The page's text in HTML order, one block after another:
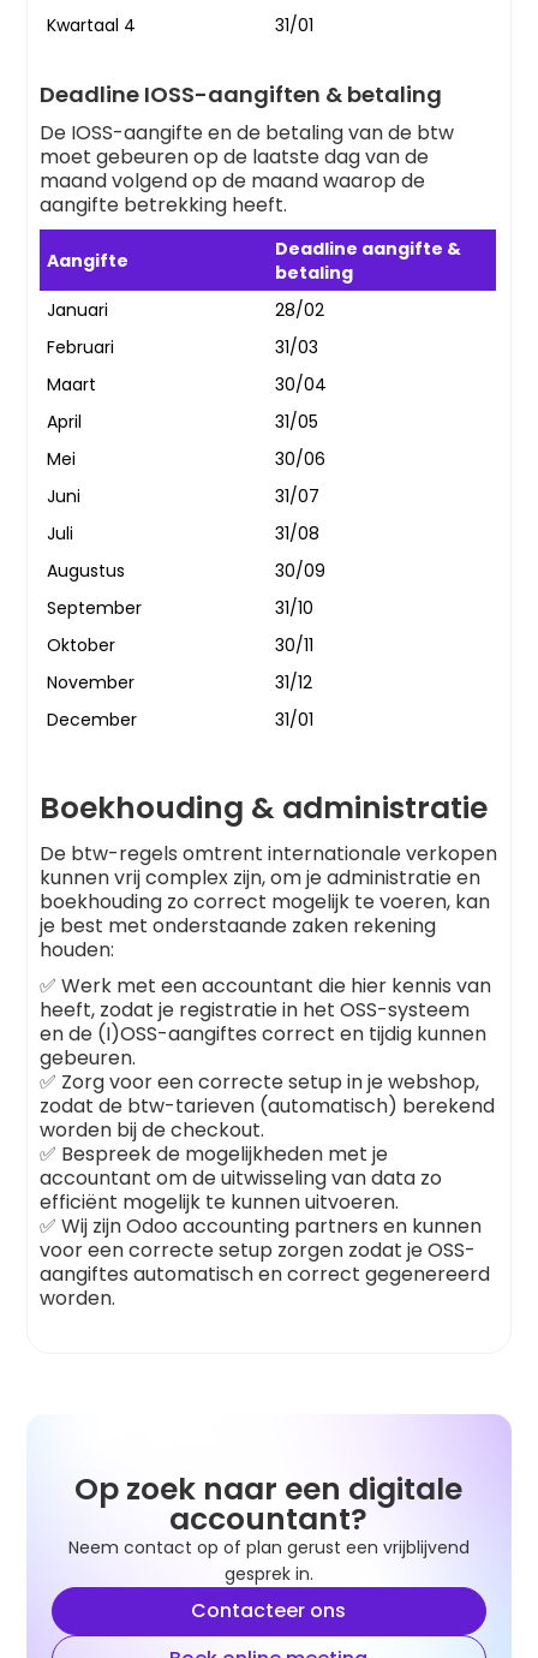
Kwartaal 4
31/01
Deadline IOSS-aangiften & betaling
De IOSS-aangifte en de betaling van de btw
moet gebeuren op de laatste dag van de
maand volgend op de maand waarop de
aangifte betrekking heeft.
Aangifte
Deadline aangifte &
betaling
Januari
28/02
Februari
31/03
Maart
30/04
April
31/05
Mei
30/06
Juni
31/07
Juli
31/08
Augustus
30/09
September
31/10
Oktober
30/11
November
31/12
December
31/01
Boekhouding & administratie
De btw-regels omtrent internationale verkopen
kunnen vrij complex zijn, om je administratie en
boekhouding zo correct mogelijk te voeren, kan
je best met onderstaande zaken rekening
houden:
✅ Werk met een accountant die hier kennis van
heeft, zodat je registratie in het OSS-systeem
en de (I)OSS-aangiftes correct en tijdig kunnen
gebeuren.
✅ Zorg voor een correcte setup in je webshop,
zodat de btw-tarieven (automatisch) berekend
worden bij de checkout.
✅ Bespreek de mogelijkheden met je
accountant om de uitwisseling van data zo
efficiënt mogelijk te kunnen uitvoeren.
✅ Wij zijn Odoo accounting partners en kunnen
voor een correcte setup zorgen zodat je OSS-
aangiftes automatisch en correct gegenereerd
worden.
Op zoek naar een digitale
accountant?
Neem contact op of plan gerust een vrijblijvend
gesprek in.
Contacteer ons